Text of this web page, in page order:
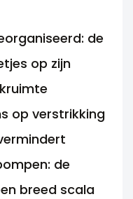
de
op zijn
op verstrikking
de
breed scala